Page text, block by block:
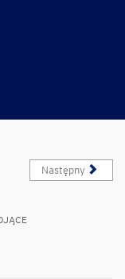
Następny